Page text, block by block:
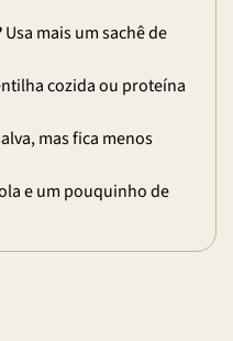
Usa mais um sachê de
cozida ou proteína
mas fica menos
e um pouquinho de